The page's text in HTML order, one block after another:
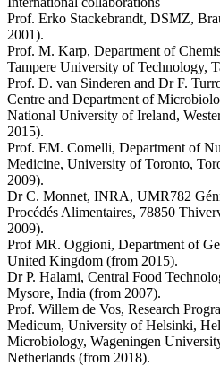
Prof. Erko Stackebrandt, DSMZ,
2001).
Prof. M. Karp, Department of
Tampere University of Technology,
Prof. D. van Sinderen and Dr F.
Centre and Department of
National University of Ireland,
2015).
Prof. EM. Comelli, Department of
Medicine, University of Toronto,
2009).
Dr C. Monnet, INRA, UMR782
Procédés Alimentaires, 78850
2009).
Prof MR. Oggioni, Department of
United Kingdom (from 2015).
Dr P. Halami, Central Food
Mysore, India (from 2007).
Prof. Willem de Vos, Research
Medicum, University of Helsinki,
Microbiology, Wageningen
Netherlands (from 2018).